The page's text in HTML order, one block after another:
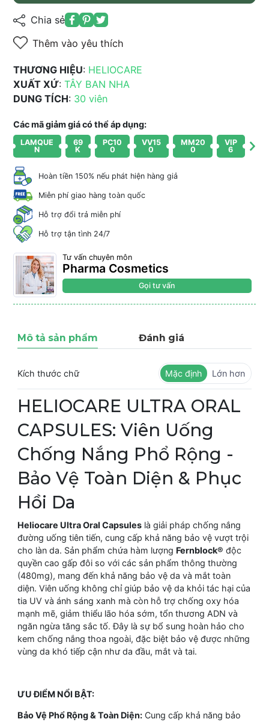
Chia sẻ
Thêm vào yêu thích
THƯƠNG HIỆU: HELIOCARE
XUẤT XỨ: TÂY BAN NHA
DUNG TÍCH: 30 viên
Các mã giảm giá có thể áp dụng:
LAMQUE
N
69
K
PC10
0
VV15
0
MM20
0
VIP
6
Hoàn tiền 150% nếu phát hiện hàng giả
Miễn phí giao hàng toàn quốc
Hỗ trợ đổi trả miễn phí
Hỗ trợ tận tình 24/7
Tư vấn chuyên môn
Pharma Cosmetics
Gọi tư vấn
Mô tả sản phẩm Đánh giá
Kích thước chữ Mặc định Lớn hơn
HELIOCARE ULTRA ORAL
CAPSULES: Viên Uống
Chống Nắng Phổ Rộng -
Bảo Vệ Toàn Diện & Phục
Hồi Da
Heliocare Ultra Oral Capsules là giải pháp chống nắng
đường uống tiên tiến, cung cấp khả năng bảo vệ vượt trội
cho làn da. Sản phẩm chứa hàm lượng Fernblock® độc
quyền cao gấp đôi so với các sản phẩm thông thường
(480mg), mang đến khả năng bảo vệ da và mắt toàn
diện. Viên uống không chỉ giúp bảo vệ da khỏi tác hại của
tia UV và ánh sáng xanh mà còn hỗ trợ chống oxy hóa
mạnh mẽ, giảm thiểu lão hóa sớm, tổn thương ADN và
ngăn ngừa tăng sắc tố. Đây là sự bổ sung hoàn hảo cho
kem chống nắng thoa ngoài, đặc biệt bảo vệ được những
vùng da khó tiếp cận như da đầu, mắt và tai.
ƯU ĐIỂM NỔI BẬT:
Bảo Vệ Phổ Rộng & Toàn Diện: Cung cấp khả năng bảo